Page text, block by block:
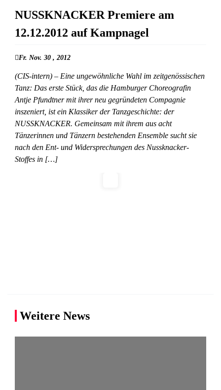
NUSSKNACKER Premiere am
12.12.2012 auf Kampnagel
Fr. Nov. 30 , 2012
(CIS-intern) – Eine ungewöhnliche Wahl im zeitgenössischen
Tanz: Das erste Stück, das die Hamburger Choreografin
Antje Pfundtner mit ihrer neu gegründeten Compagnie
inszeniert, ist ein Klassiker der Tanzgeschichte: der
NUSSKNACKER. Gemeinsam mit ihrem aus acht
Tänzerinnen und Tänzern bestehenden Ensemble sucht sie
nach den Ent- und Widersprechungen des Nussknacker-
Stoffes in […]
Weitere News